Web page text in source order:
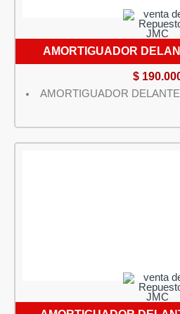
AMORTIGUADOR
$
AMORTIGUADOR